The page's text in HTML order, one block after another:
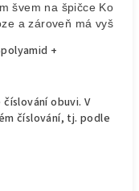
švem na špičce
a zároveň má vyšší
+
obuvi. V
číslování, tj. podle